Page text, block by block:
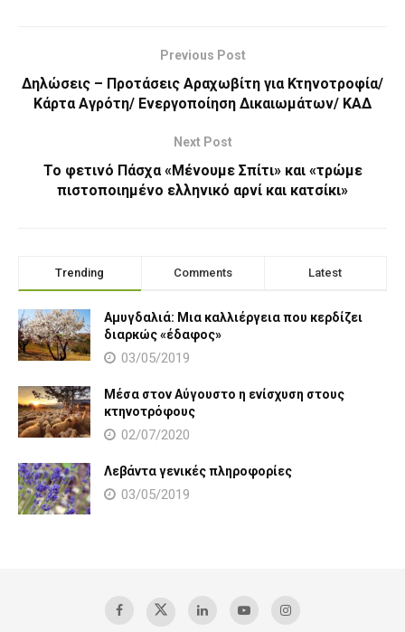
Previous Post
Δηλώσεις – Προτάσεις Αραχωβίτη για Κτηνοτροφία/
Κάρτα Αγρότη/ Ενεργοποίηση Δικαιωμάτων/ ΚΑΔ
Next Post
Το φετινό Πάσχα «Μένουμε Σπίτι» και «τρώμε
πιστοποιημένο ελληνικό αρνί και κατσίκι»
Trending Comments Latest
Αμυγδαλιά: Μια καλλιέργεια που κερδίζει
διαρκώς «έδαφος»
03/05/2019
Μέσα στον Αύγουστο η ενίσχυση στους
κτηνοτρόφους
02/07/2020
Λεβάντα γενικές πληροφορίες
03/05/2019